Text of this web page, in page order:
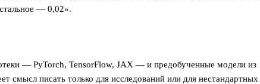
— 0,02».
— PyTorch, TensorFlow, JAX — и предобученные модели из
смысл писать только для исследований или для нестандартных